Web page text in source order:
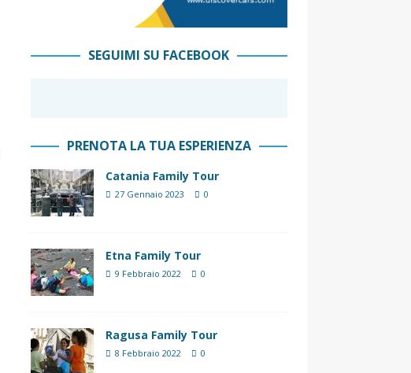
SEGUIMI SU FACEBOOK
PRENOTA LA TUA ESPERIENZA
Catania Family Tour
27 Gennaio 2023 0
Etna Family Tour
9 Febbraio 2022 0
Ragusa Family Tour
8 Febbraio 2022 0